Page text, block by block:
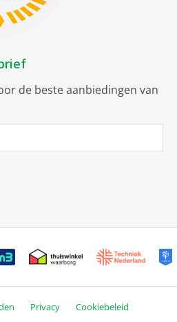
18
de beste aanbiedingen van
Privacy Cookiebeleid